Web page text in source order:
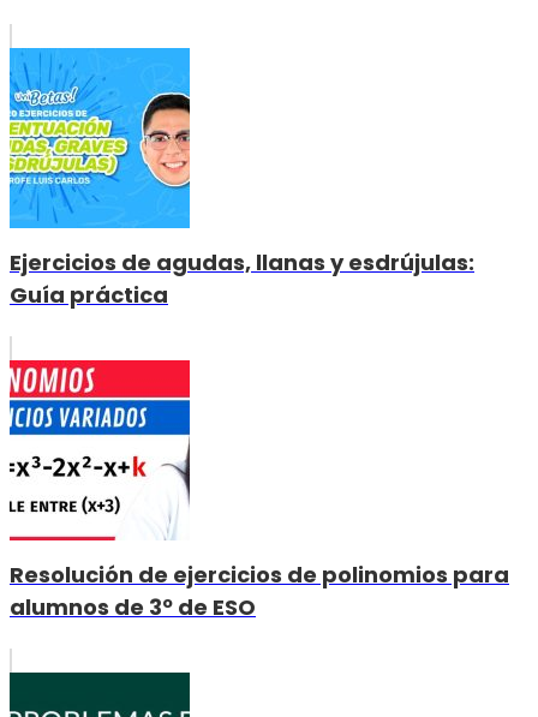
Ejercicios de agudas, llanas y esdrújulas:
Guía práctica
Resolución de ejercicios de polinomios para
alumnos de 3º de ESO